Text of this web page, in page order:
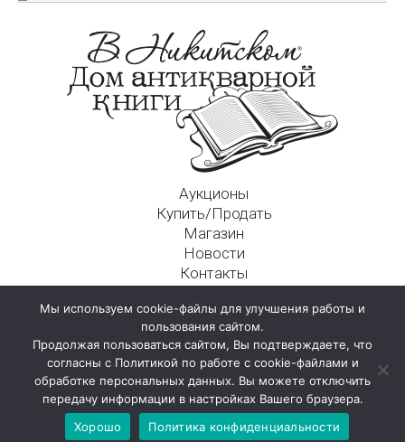
Аукционы
Купить/Продать
Магазин
Новости
Контакты
125009, г. Москва, Никитский пер., д. 4а, стр. 1
Мы используем cookie-файлы для улучшения работы и
пользования сайтом.
Продолжая пользоваться сайтом, Вы подтверждаете, что
согласны с Политикой по работе с cookie-файлами и
обработке персональных данных. Вы можете отключить
передачу информации в настройках Вашего браузера.
Хорошо
Политика конфиденциальности